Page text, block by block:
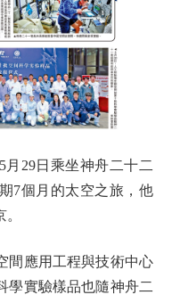
29日乘坐神舟二十二
7個月的太空之旅，他
應用工程與技術中心
學實驗樣品也隨神舟二